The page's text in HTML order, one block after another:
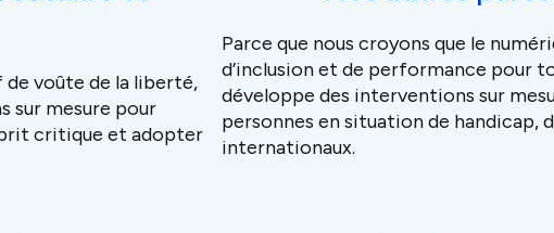
de voûte de la liberté,
sur mesure pour
critique et adopter
Parce que nous croyons que le
d’inclusion et de performance pour
développe des interventions sur
personnes en situation de handicap,
internationaux.